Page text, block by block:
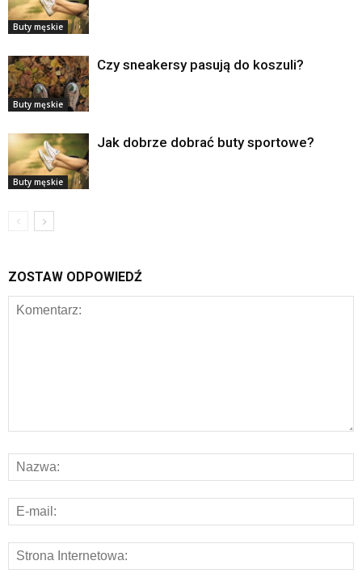
Buty męskie
Buty męskie
Czy sneakersy pasują do koszuli?
Buty męskie
Jak dobrze dobrać buty sportowe?
ZOSTAW ODPOWIEDŹ